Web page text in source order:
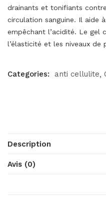
drainants et tonifiants
circulation sanguine. Il aide
empêchant l’acidité. Le gel
l’élasticité et les niveaux de
Categories: anti cellulite
Description
Avis (0)